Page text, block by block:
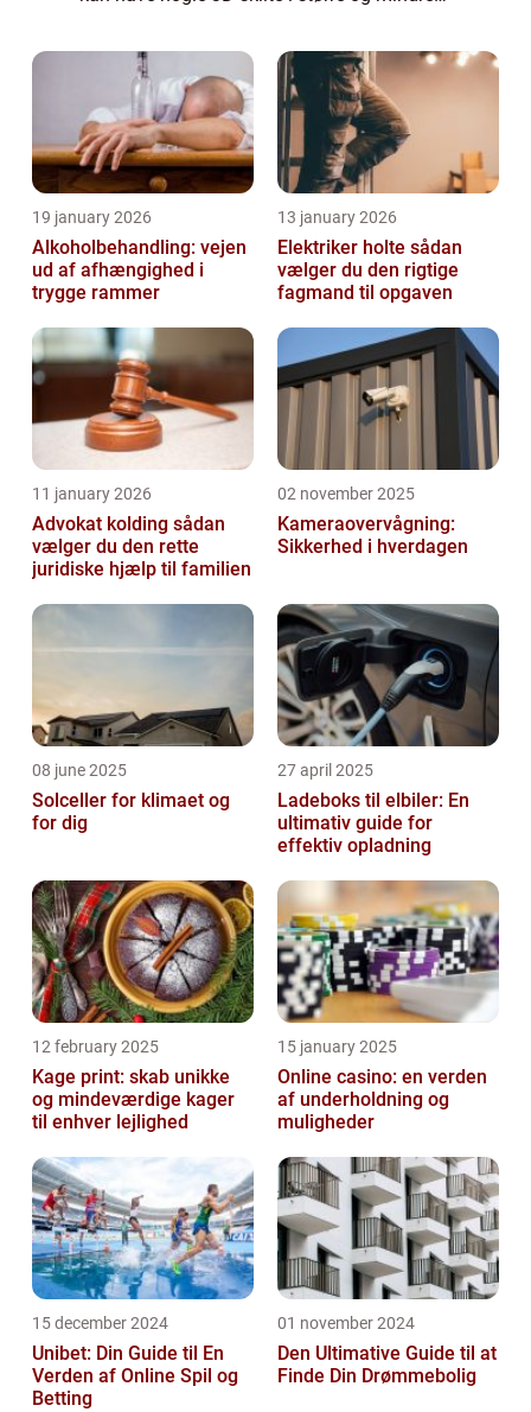
overflader og få dem i specie...
19 january 2026
Alkoholbehandling: vejen
ud af afhængighed i
trygge rammer
13 january 2026
Elektriker holte sådan
vælger du den rigtige
fagmand til opgaven
11 january 2026
Advokat kolding sådan
vælger du den rette
juridiske hjælp til familien
02 november 2025
Kameraovervågning:
Sikkerhed i hverdagen
08 june 2025
Solceller for klimaet og
for dig
27 april 2025
Ladeboks til elbiler: En
ultimativ guide for
effektiv opladning
12 february 2025
Kage print: skab unikke
og mindeværdige kager
til enhver lejlighed
15 january 2025
Online casino: en verden
af underholdning og
muligheder
15 december 2024
Unibet: Din Guide til En
Verden af Online Spil og
Betting
01 november 2024
Den Ultimative Guide til at
Finde Din Drømmebolig